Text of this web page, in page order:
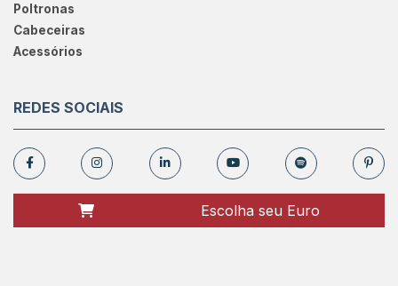
Poltronas
Cabeceiras
Acessórios
REDES SOCIAIS
Escolha seu Euro